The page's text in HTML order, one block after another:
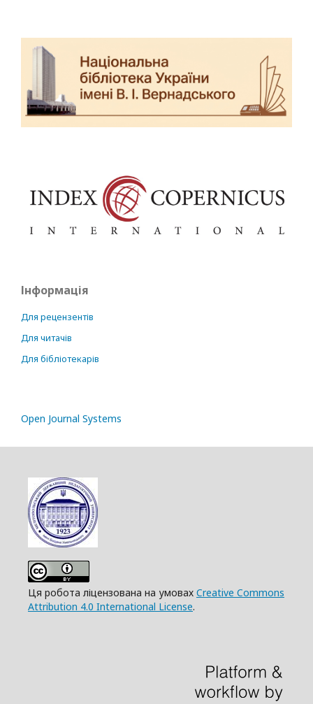
Інформація
Для рецензентів
Для читачів
Для бібліотекарів
Open Journal Systems
Ця робота ліцензована на умовах Creative Commons
Attribution 4.0 International License.